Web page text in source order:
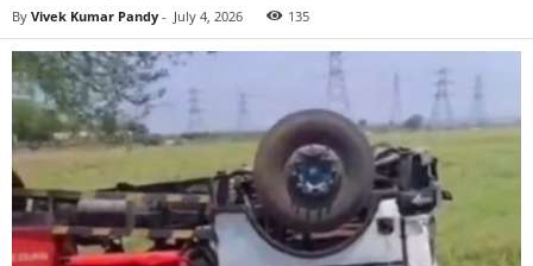
By Vivek Kumar Pandy - July 4, 2026 135